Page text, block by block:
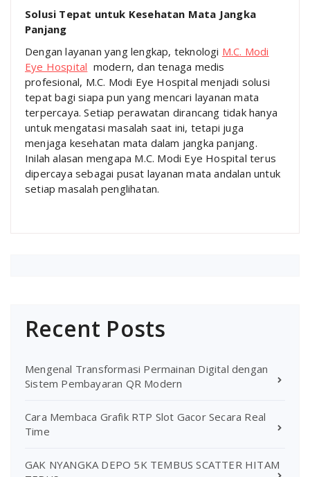
Solusi Tepat untuk Kesehatan Mata Jangka
Panjang
Dengan layanan yang lengkap, teknologi M.C. Modi
Eye Hospital modern, dan tenaga medis
profesional, M.C. Modi Eye Hospital menjadi solusi
tepat bagi siapa pun yang mencari layanan mata
terpercaya. Setiap perawatan dirancang tidak hanya
untuk mengatasi masalah saat ini, tetapi juga
menjaga kesehatan mata dalam jangka panjang.
Inilah alasan mengapa M.C. Modi Eye Hospital terus
dipercaya sebagai pusat layanan mata andalan untuk
setiap masalah penglihatan.
Recent Posts
Mengenal Transformasi Permainan Digital dengan
Sistem Pembayaran QR Modern
Cara Membaca Grafik RTP Slot Gacor Secara Real
Time
GAK NYANGKA DEPO 5K TEMBUS SCATTER HITAM